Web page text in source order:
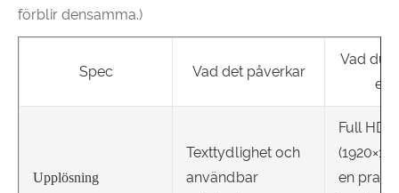
förblir densamma.)
Spec Vad det påverkar
Vad du
Upplösning
Texttydlighet och
användbar
Full HD
en